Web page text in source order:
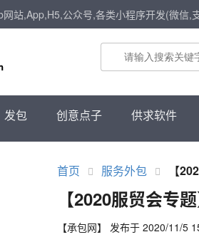
站,App,H5,公众号,各类小程序开发(微信,
发包 创意点子 供求软件
首页 服务外包 【
【2020服贸会
【承包网】 发布于 2020/11/5